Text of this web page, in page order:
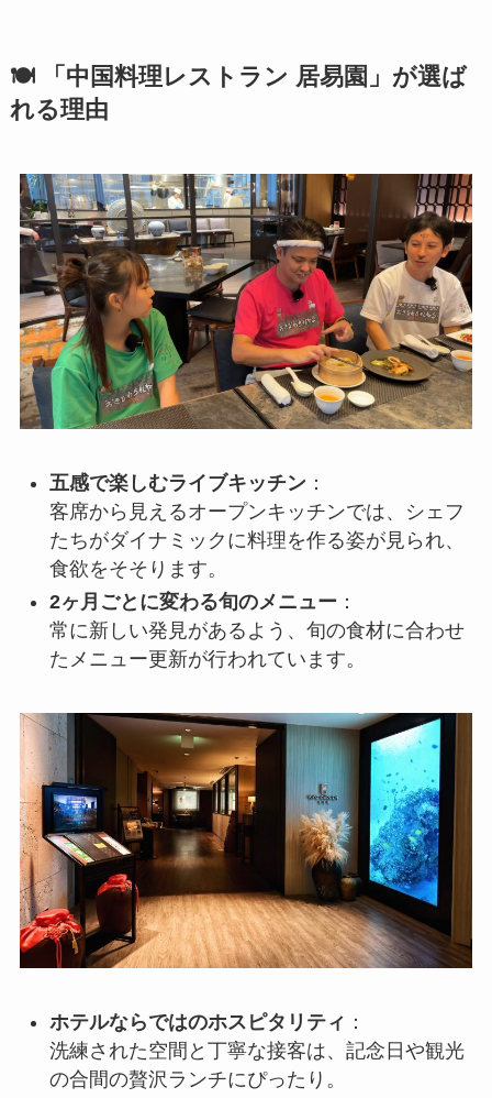
🍽️ 「中国料理レストラン 居易園」が選ば
れる理由
五感で楽しむライブキッチン：
客席から見えるオープンキッチンでは、シェフ
たちがダイナミックに料理を作る姿が見られ、
食欲をそそります。
2ヶ月ごとに変わる旬のメニュー ：
常に新しい発見があるよう、旬の食材に合わせ
たメニュー更新が行われています。
ホテルならではのホスピタリティ ：
洗練された空間と丁寧な接客は、記念日や観光
の合間の贅沢ランチにぴったり。